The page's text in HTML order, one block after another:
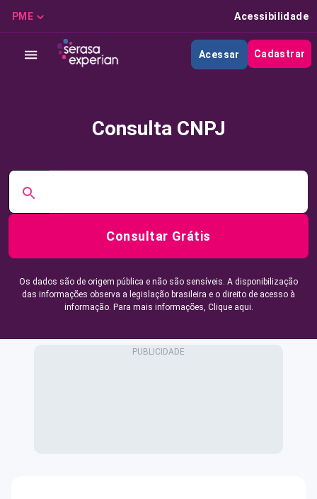
PME Acessibilidade
Acessar Cadastrar
Consulta CNPJ
Consultar Grátis
Os dados são de origem pública e não são sensíveis. A disponibilização
das informações observa a legislação brasileira e o direito de acesso à
informação. Para mais informações, Clique aqui.